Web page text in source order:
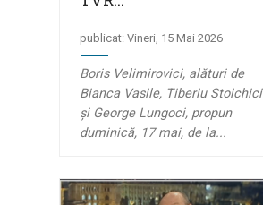
publicat: Vineri, 15 Mai 2026
Boris Velimirovici, alături de
Bianca Vasile, Tiberiu Stoichici
și George Lungoci, propun
duminică, 17 mai, de la...